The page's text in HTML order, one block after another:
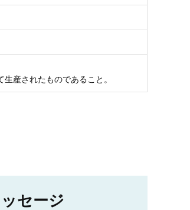
産されたものであること。
セージ